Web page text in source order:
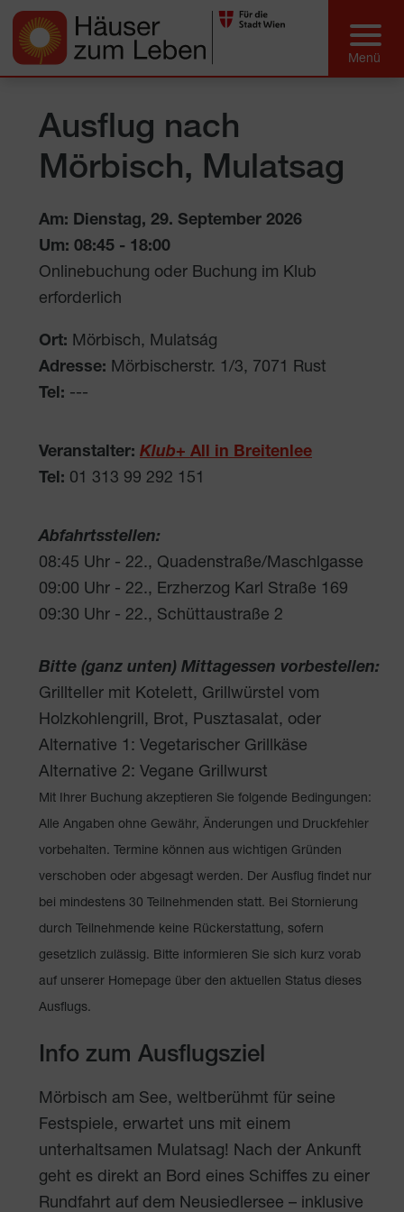
Ausflug nach
Mörbisch, Mulatsag
Am: Dienstag, 29. September 2026
Um: 08:45 - 18:00
Onlinebuchung oder Buchung im Klub
erforderlich
Ort: Mörbisch, Mulatság
Adresse: Mörbischerstr. 1/3, 7071 Rust
Tel: ---
Veranstalter: Klub+ All in Breitenlee
Tel: 01 313 99 292 151
Abfahrtsstellen:
08:45 Uhr - 22., Quadenstraße/Maschlgasse
09:00 Uhr - 22., Erzherzog Karl Straße 169
09:30 Uhr - 22., Schüttaustraße 2
Bitte (ganz unten) Mittagessen vorbestellen:
Grillteller mit Kotelett, Grillwürstel vom
Holzkohlengrill, Brot, Pusztasalat, oder
Alternative 1: Vegetarischer Grillkäse
Alternative 2: Vegane Grillwurst
Mit Ihrer Buchung akzeptieren Sie folgende Bedingungen:
Alle Angaben ohne Gewähr, Änderungen und Druckfehler
vorbehalten. Termine können aus wichtigen Gründen
verschoben oder abgesagt werden. Der Ausflug findet nur
bei mindestens 30 Teilnehmenden statt. Bei Stornierung
durch Teilnehmende keine Rückerstattung, sofern
gesetzlich zulässig. Bitte informieren Sie sich kurz vorab
auf unserer Homepage über den aktuellen Status dieses
Ausflugs.
Info zum Ausflugsziel
Mörbisch am See, weltberühmt für seine
Festspiele, erwartet uns mit einem
unterhaltsamen Mulatsag! Nach der Ankunft
geht es direkt an Bord eines Schiffes zu einer
Rundfahrt auf dem Neusiedlersee – inklusive